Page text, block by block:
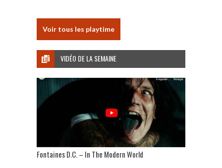
Voir tous les playtime
VIDÉO DE LA SEMAINE
Fontaines D.C. – In The Modern World